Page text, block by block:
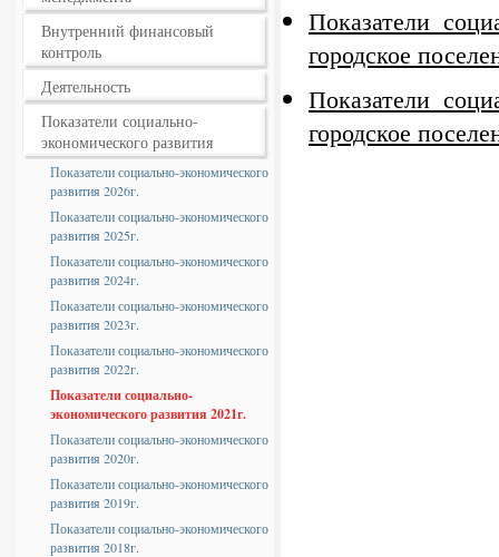
Внутренний финансовый
контроль
Деятельность
Показатели социально-
экономического развития
Показатели социально-экономического
развития 2026г.
Показатели социально-экономического
развития 2025г.
Показатели социально-экономического
развития 2024г.
Показатели социально-экономического
развития 2023г.
Показатели социально-экономического
развития 2022г.
Показатели социально-
экономического развития 2021г.
Показатели социально-экономического
развития 2020г.
Показатели социально-экономического
развития 2019г.
Показатели социально-экономического
развития 2018г.
Показатели
городское
Показатели
городское